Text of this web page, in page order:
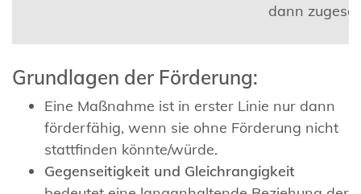
dann
Grundlagen der Förderung:
Eine Maßnahme ist in erster Linie nur dann
förderfähig, wenn sie ohne Förderung nicht
stattfinden könnte/würde.
Gegenseitigkeit und Gleichrangigkeit